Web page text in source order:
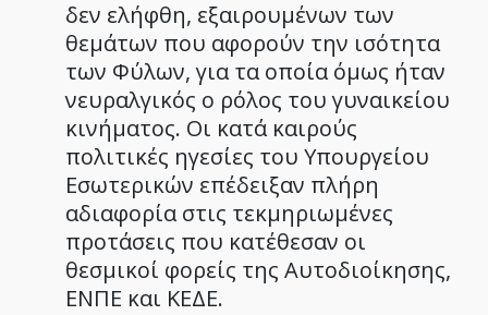
δεν ελήφθη, εξαιρουμένων των
θεμάτων που αφορούν την ισότητα
των Φύλων, για τα οποία όμως ήταν
νευραλγικός ο ρόλος του γυναικείου
κινήματος. Οι κατά καιρούς
πολιτικές ηγεσίες του Υπουργείου
Εσωτερικών επέδειξαν πλήρη
αδιαφορία στις τεκμηριωμένες
προτάσεις που κατέθεσαν οι
θεσμικοί φορείς της Αυτοδιοίκησης,
ΕΝΠΕ και ΚΕΔΕ.